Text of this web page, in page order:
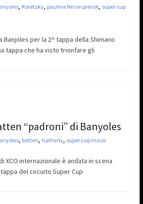
, Koretzky, pauline ferran prevot, super cup
per la 2^ tappa della Shimano
tappa che ha visto trionfare gli
“padroni” di Banyoles
, batten, hatherly, super cup massi
XCO internazionale è andata in scena
del circuito Super Cup